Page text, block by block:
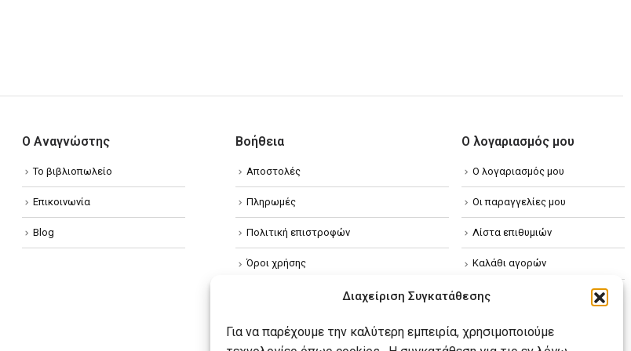
Διαχείριση Συγκατάθεσης
Για να παρέχουμε την καλύτερη εμπειρία, χρησιμοποιούμε
Ο Αναγνώστης
Το βιβλιοπωλείο
Επικοινωνία
Blog
Βοήθεια
Αποστολές
Πληρωμές
Πολιτική επιστροφών
Όροι χρήσης
Πολιτική απορρήτου
Πολιτική Cookies
Ο λογαριασμός μου
Ο λογαριασμός μου
Οι παραγγελίες μου
Λίστα επιθυμιών
Καλάθι αγορών